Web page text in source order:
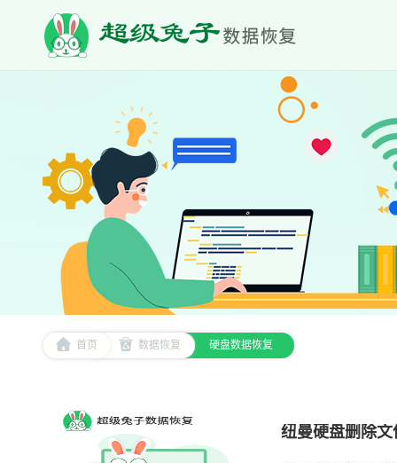
首页 数据恢复 硬盘数据恢复
纽曼硬盘删除